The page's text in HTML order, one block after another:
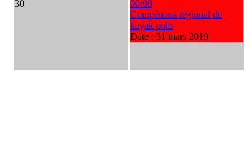
30
00:00
Compétions régional de
kayak polo
Date : 31 mars 2019